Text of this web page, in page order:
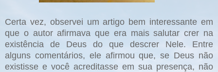
Certa vez, observei um artigo bem interessante em
que o autor afirmava que era mais salutar crer na
existência de Deus do que descrer Nele. Entre
alguns comentários, ele afirmou que, se Deus não
existisse e você acreditasse em sua presença, não